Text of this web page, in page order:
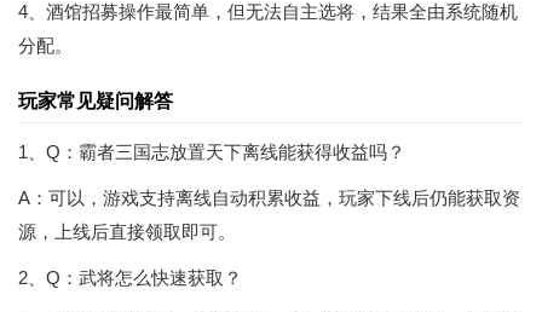
4、酒馆招募操作最简单，但无法自主选将，结果全由系统随机
分配。
玩家常见疑问解答
1、Q：霸者三国志放置天下离线能获得收益吗？
A：可以，游戏支持离线自动积累收益，玩家下线后仍能获取资
源，上线后直接领取即可。
2、Q：武将怎么快速获取？